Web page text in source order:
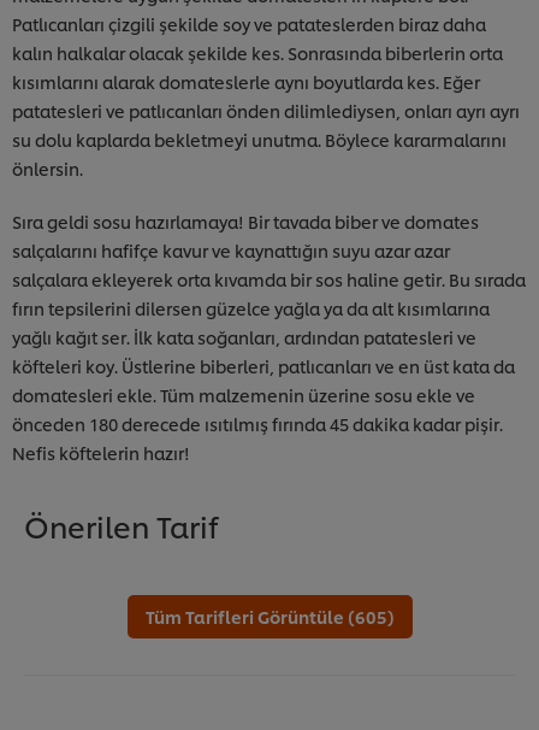
Patlıcanları çizgili şekilde soy ve patateslerden biraz daha
kalın halkalar olacak şekilde kes. Sonrasında biberlerin orta
kısımlarını alarak domateslerle aynı boyutlarda kes. Eğer
patatesleri ve patlıcanları önden dilimlediysen, onları ayrı ayrı
su dolu kaplarda bekletmeyi unutma. Böylece kararmalarını
önlersin.
Sıra geldi sosu hazırlamaya! Bir tavada biber ve domates
salçalarını hafifçe kavur ve kaynattığın suyu azar azar
salçalara ekleyerek orta kıvamda bir sos haline getir. Bu sırada
fırın tepsilerini dilersen güzelce yağla ya da alt kısımlarına
yağlı kağıt ser. İlk kata soğanları, ardından patatesleri ve
köfteleri koy. Üstlerine biberleri, patlıcanları ve en üst kata da
domatesleri ekle. Tüm malzemenin üzerine sosu ekle ve
önceden 180 derecede ısıtılmış fırında 45 dakika kadar pişir.
Nefis köftelerin hazır!
Önerilen Tarif
Tüm Tarifleri Görüntüle (605)